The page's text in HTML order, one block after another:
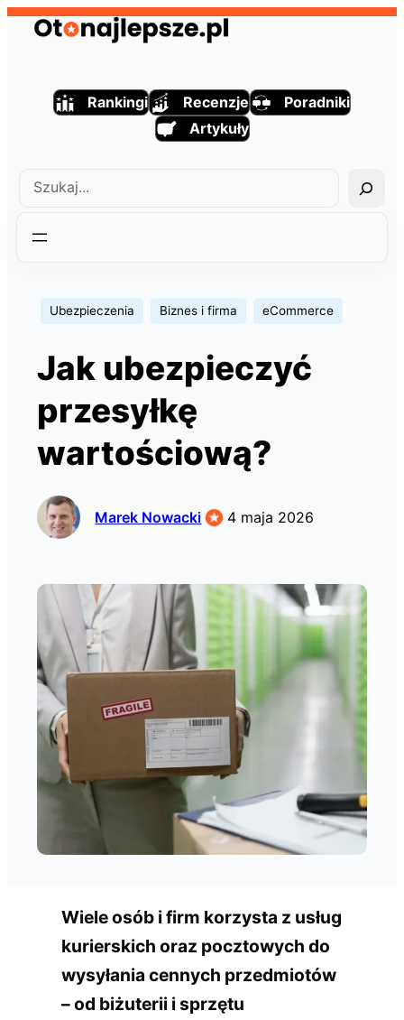
Przejdź
Rankingi Recenzje
Poradniki
Artykuły
Szukaj
Ubezpieczenia Biznes i firma eCommerce
Jak ubezpieczyć
przesyłkę
wartościową?
Marek Nowacki 4 maja 2026
Wiele osób i firm korzysta z usług
kurierskich oraz pocztowych do
wysyłania cennych przedmiotów
– od biżuterii i sprzętu